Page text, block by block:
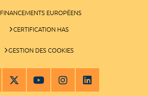
FINANCEMENTS EUROPÉENS
CERTIFICATION HAS
GESTION DES COOKIES